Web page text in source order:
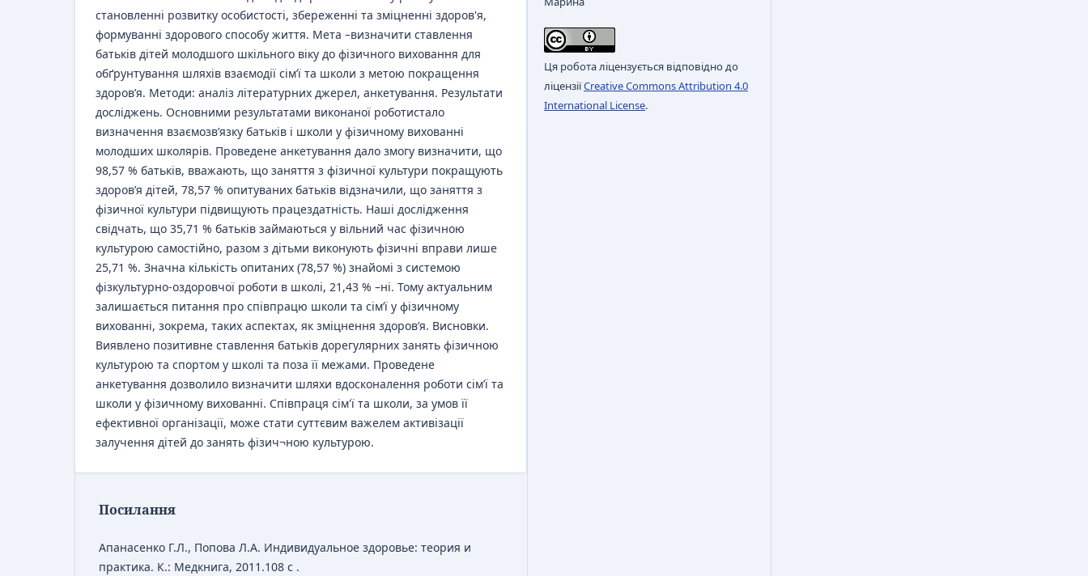
становленні розвитку особистості, збереженні та зміцненні здоров'я,
формуванні здорового способу життя. Мета –визначити ставлення
батьків дітей молодшого шкільного віку до фізичного виховання для
обґрунтування шляхів взаємодії сім’ї та школи з метою покращення
здоров’я. Методи: аналіз літературних джерел, анкетування. Результати
досліджень. Основними результатами виконаної роботистало
визначення взаємозв’язку батьків і школи у фізичному вихованні
молодших школярів. Проведене анкетування дало змогу визначити, що
98,57 % батьків, вважають, що заняття з фізичної культури покращують
здоров’я дітей, 78,57 % опитуваних батьків відзначили, що заняття з
фізичної культури підвищують працездатність. Наші дослідження
свідчать, що 35,71 % батьків займаються у вільний час фізичною
культурою самостійно, разом з дітьми виконують фізичні вправи лише
25,71 %. Значна кількість опитаних (78,57 %) знайомі з системою
фізкультурно-оздоровчої роботи в школі, 21,43 % –ні. Тому актуальним
залишається питання про співпрацю школи та сім’ї у фізичному
вихованні, зокрема, таких аспектах, як зміцнення здоров’я. Висновки.
Виявлено позитивне ставлення батьків дорегулярних занять фізичною
культурою та спортом у школі та поза її межами. Проведене
анкетування дозволило визначити шляхи вдосконалення роботи сім’ї та
школи у фізичному вихованні. Співпраця сім'ї та школи, за умов її
ефективної організації, може стати суттєвим важелем активізації
залучення дітей до занять фізич¬ною культурою.
Посилання
Апанасенко Г.Л., Попова Л.А. Индивидуальное здоровье: теория и
практика. К.: Медкнига, 2011.108 c .
Ця робота ліцензується відповідно до
ліцензіїCreative Commons Attribution 4.0
International License.